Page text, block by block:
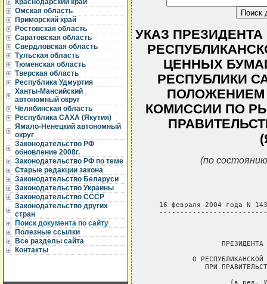
Краснодарский край
Омская область
Приморский край
Ростовская область
Саратовская область
Свердловская область
Тульская область
Тюменская область
Тверская область
Республика Удмуртия
Ханты-Мансийский
автономный округ
Челябинская область
Республика САХА (Якутия)
Ямало-Ненецкий автономный
округ
Законодательство РФ
обновление 2008г.
Законодательство РФ по теме
Старые редакции закона
Законодательство Беларуси
Законодательство Украины
Законодательство СССР
Законодательство других
стран
Поиск документа по сайту
Полезные ссылки
Все разделы сайта
Контакты
УКАЗ ПРЕЗИДЕНТА
ЦЕННЫХ
РЕСПУБЛИКИ
ПОЛОЖЕНИЕМ
КОМИССИИ ПО
(по